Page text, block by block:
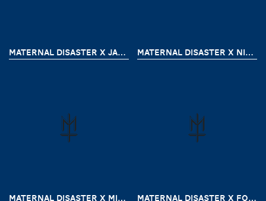
MATERNAL DISASTER X JAMES BOOGIE PART 2 MATERNAL DISASTER X NIKISAGA
MATERNAL DISASTER X MIRACLE MATES MATERNAL DISASTER X FOREVER YOUNG CREW